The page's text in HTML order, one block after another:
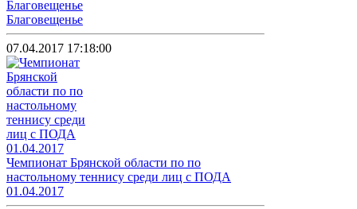
Благовещенье
07.04.2017 17:18:00
Чемпионат Брянской области по по
настольному теннису среди лиц с ПОДА
01.04.2017